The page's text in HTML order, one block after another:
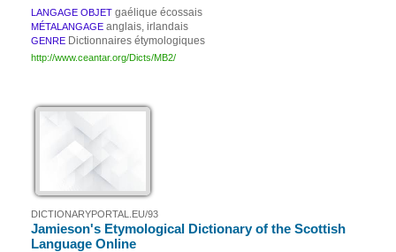
LANGAGE OBJET gaélique écossais
MÉTALANGAGE anglais, irlandais
GENRE Dictionnaires étymologiques
http://www.ceantar.org/Dicts/MB2/
DICTIONARYPORTAL.EU/93
Jamieson's Etymological Dictionary of the Scottish
Language Online